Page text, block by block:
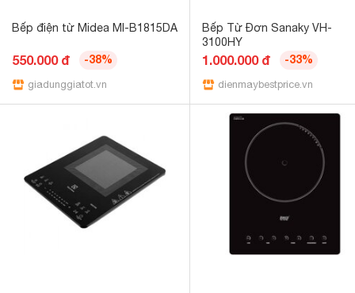
Bếp điện từ Midea MI-B1815DA
550.000 đ -38%
giadunggiatot.vn
Bếp Từ Đơn Sanaky VH-
3100HY
1.000.000 đ -33%
dienmaybestprice.vn